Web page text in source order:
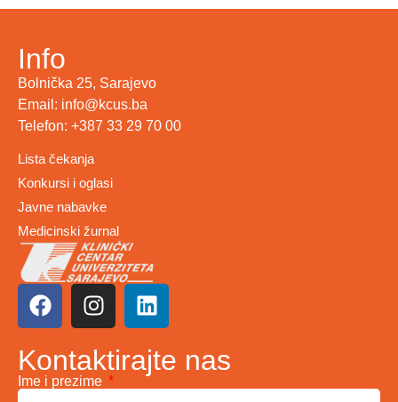
Info
Bolnička 25, Sarajevo
Email: info@kcus.ba
Telefon: +387 33 29 70 00
Lista čekanja
Konkursi i oglasi
Javne nabavke
Medicinski žurnal
Kontaktirajte nas
Ime i prezime